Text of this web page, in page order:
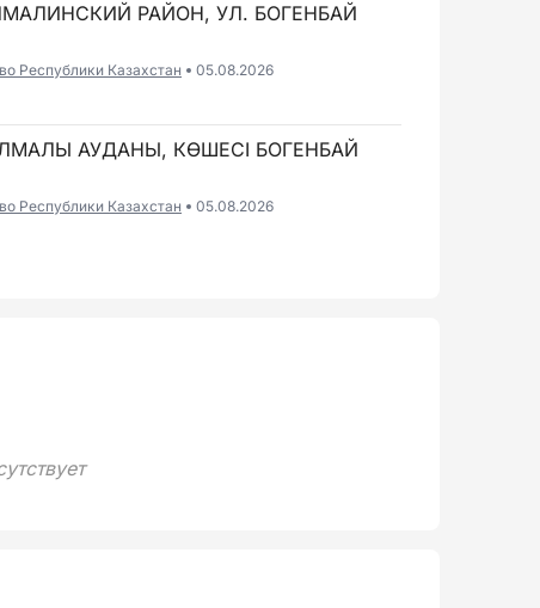
РАЙОН, УЛ. БОГЕНБАЙ
Республики Казахстан 05.08.2026
АУДАНЫ, КӨШЕСІ БОГЕНБАЙ
Республики Казахстан 05.08.2026